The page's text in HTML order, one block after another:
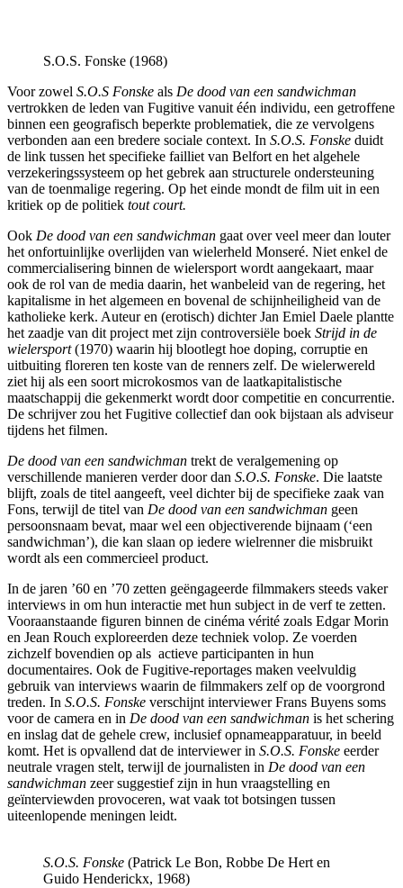
S.O.S. Fonske (1968)
Voor zowel S.O.S Fonske als De dood van een sandwichman
vertrokken de leden van Fugitive vanuit één individu, een getroffene
binnen een geografisch beperkte problematiek, die ze vervolgens
verbonden aan een bredere sociale context. In S.O.S. Fonske duidt
de link tussen het specifieke failliet van Belfort en het algehele
verzekeringssysteem op het gebrek aan structurele ondersteuning
van de toenmalige regering. Op het einde mondt de film uit in een
kritiek op de politiek tout court.
Ook De dood van een sandwichman gaat over veel meer dan louter
het onfortuinlijke overlijden van wielerheld Monseré. Niet enkel de
commercialisering binnen de wielersport wordt aangekaart, maar
ook de rol van de media daarin, het wanbeleid van de regering, het
kapitalisme in het algemeen en bovenal de schijnheiligheid van de
katholieke kerk. Auteur en (erotisch) dichter Jan Emiel Daele plantte
het zaadje van dit project met zijn controversiële boek Strijd in de
wielersport(1970) waarin hij blootlegt hoe doping, corruptie en
uitbuiting floreren ten koste van de renners zelf. De wielerwereld
ziet hij als een soort microkosmos van de laatkapitalistische
maatschappij die gekenmerkt wordt door competitie en concurrentie.
De schrijver zou het Fugitive collectief dan ook bijstaan als adviseur
tijdens het filmen.
De dood van een sandwichman trekt de veralgemening op
verschillende manieren verder door dan S.O.S. Fonske. Die laatste
blijft, zoals de titel aangeeft, veel dichter bij de specifieke zaak van
Fons, terwijl de titel van De dood van een sandwichman geen
persoonsnaam bevat, maar wel een objectiverende bijnaam (‘een
sandwichman’), die kan slaan op iedere wielrenner die misbruikt
wordt als een commercieel product.
In de jaren ’60 en ’70 zetten geëngageerde filmmakers steeds vaker
interviews in om hun interactie met hun subject in de verf te zetten.
Vooraanstaande figuren binnen de cinéma vérité zoals Edgar Morin
en Jean Rouch exploreerden deze techniek volop. Ze voerden
zichzelf bovendien op als actieve participanten in hun
documentaires. Ook de Fugitive-reportages maken veelvuldig
gebruik van interviews waarin de filmmakers zelf op de voorgrond
treden. In S.O.S. Fonske verschijnt interviewer Frans Buyens soms
voor de camera en in De dood van een sandwichman is het schering
en inslag dat de gehele crew, inclusief opnameapparatuur, in beeld
komt. Het is opvallend dat de interviewer in S.O.S. Fonske eerder
neutrale vragen stelt, terwijl de journalisten in De dood van een
sandwichman zeer suggestief zijn in hun vraagstelling en
geïnterviewden provoceren, wat vaak tot botsingen tussen
uiteenlopende meningen leidt.
S.O.S. Fonske (Patrick Le Bon, Robbe De Hert en
Guido Henderickx, 1968)